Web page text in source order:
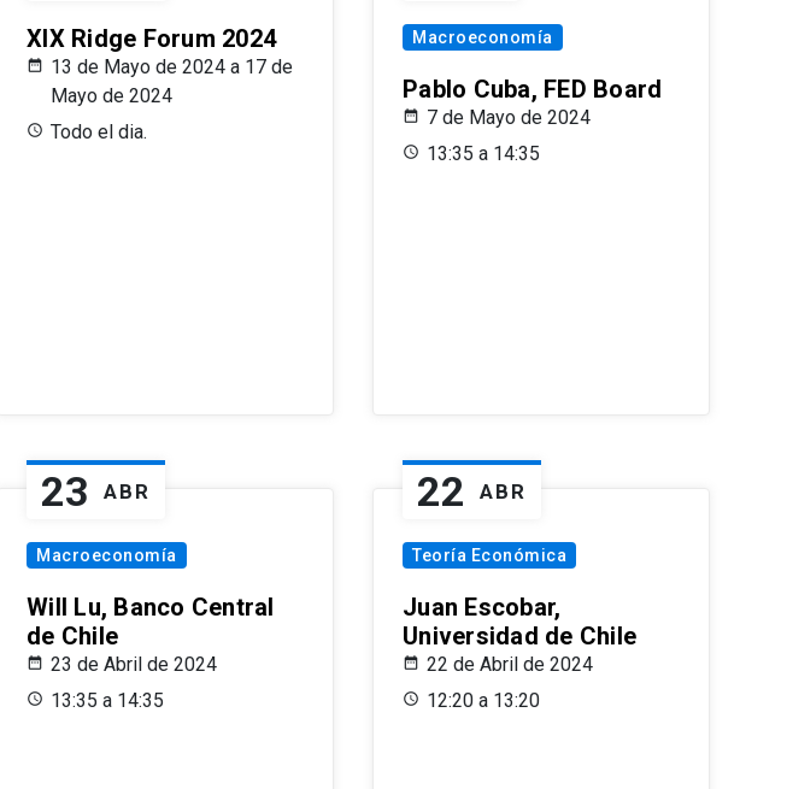
XIX Ridge Forum 2024
13 de Mayo de 2024 a 17 de
Mayo de 2024
Todo el dia.
Macroeconomía
Pablo Cuba, FED Board
7 de Mayo de 2024
13:35 a 14:35
23 ABR
Macroeconomía
Will Lu, Banco Central
de Chile
23 de Abril de 2024
13:35 a 14:35
22 ABR
Teoría Económica
Juan Escobar,
Universidad de Chile
22 de Abril de 2024
12:20 a 13:20